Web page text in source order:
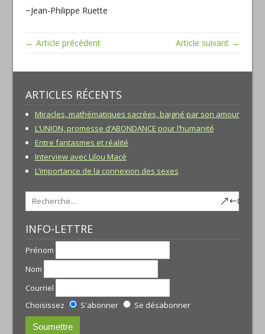
~Jean-Philippe Ruette
← Article précédent Article suivant →
ARTICLES RÉCENTS
Miracles, mathématiques sacrées, baigné par son amour
L’UNION, promesse d’ABONDANCE pour l’humanité
Entre fantasmes et réalité
Interview avec Lilou Macé
L’importance de la connexion des sexes
INFO-LETTRE
Prénom
Nom
Courriel
Choisissez
S'abonner Se désabonner